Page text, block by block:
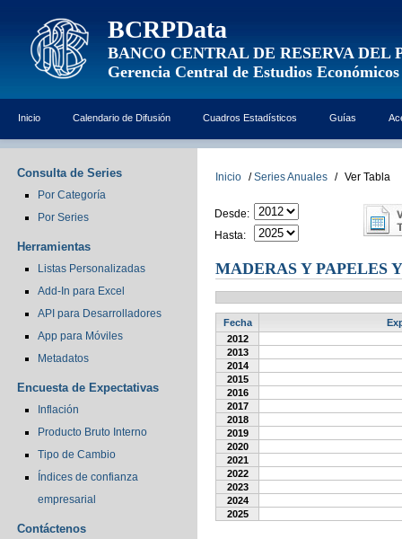
BCRPData
BANCO CENTRAL DE RESERVA DEL
Gerencia Central de Estudios Económicos
Inicio Calendario de Difusión Cuadros Estadísticos Guías
Consulta de Series
Por Categoría
Por Series
Herramientas
Listas Personalizadas
Add-In para Excel
API para Desarrolladores
App para Móviles
Metadatos
Encuesta de Expectativas
Inflación
Producto Bruto Interno
Tipo de Cambio
Índices de confianza
empresarial
Contáctenos
Inicio / Series Anuales / Ver Tabla
Desde:
Hasta:
MADERAS Y PAPELES
Fecha
2012
2013
2014
2015
2016
2017
2018
2019
2020
2021
2022
2023
2024
2025